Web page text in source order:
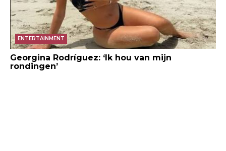
ENTERTAINMENT
Georgina Rodríguez: ‘Ik hou van mijn
rondingen’